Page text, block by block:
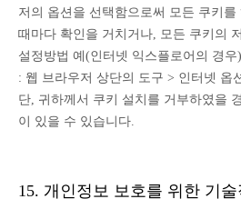
저의 옵션을 선택함으로써 모든 쿠키
때마다 확인을 거치거나, 모든 쿠키의
설정방법 예(인터넷 익스플로어의 경우)
: 웹 브라우저 상단의 도구 > 인터넷 옵
단, 귀하께서 쿠키 설치를 거부하였을
이 있을 수 있습니다.
15. 개인정보 보호를 위한 기술